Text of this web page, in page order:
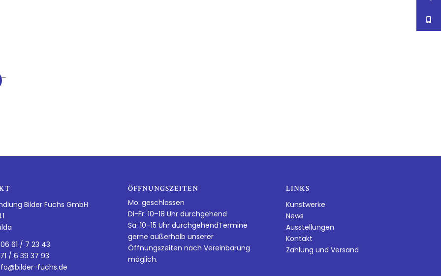
Bilder Fuchs GmbH
61 / 7 23 43
/ 6 39 37 93
fuchs.de
ÖFFNUNGSZEITEN
Mo: geschlossen
Di-Fr: 10–18 Uhr durchgehend
Sa: 10–15 Uhr durchgehendTermine
gerne außerhalb unserer
Öffnungszeiten nach Vereinbarung
möglich.
LINKS
Kunstwerke
News
Ausstellungen
Kontakt
Zahlung und Versand